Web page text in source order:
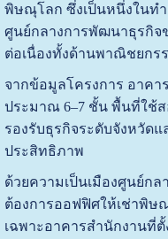
พิษณุโลก ซึ่งเป็นหนึ่งในทำ
ศูนย์กลางการพัฒนาธุรกิจ
ต่อเนื่องทั้งด้านพาณิชยกร
จากข้อมูลโครงการ อาค
ประมาณ 6–7 ชั้น พื้นที่ใช้ส
รองรับธุรกิจระดับจังหวัด
ประสิทธิภาพ
ด้วยความเป็นเมืองศูนย์ก
ต้องการออฟฟิศให้เช่าพิษ
เฉพาะอาคารสำนักงานที่